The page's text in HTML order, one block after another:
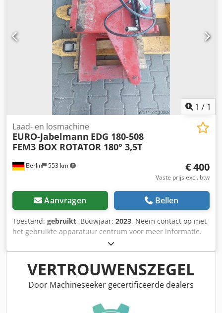
technische audit: • Herkomst:
Biotechnologie-/onderzoeksfaciliteit • Conditie: Direct van
de werkplek (gedecontamineerd/origineel) • Power-on test:
Gecontroleerd; digitaal display actief, verlichting werkt,
ventilatorsysteem operationeel. • Integriteit: 100% originele
onderdelen (niet gereviseerd)
1 / 1
Berlin 553 km
Laad- en losmachine
EURO-Jabelmann EDG 180-508
FEM3 BOX ROTATOR 180° 3,5T
€ 400
Vaste prijs excl. btw
Aanvragen Bellen
Toestand: gebruikt, Bouwjaar: 2023, Neem contact op met
het gebruikte apparatuur centrum voor meer informatie.
VERTROUWENSZEGEL
Door Machineseeker gecertificeerde dealers